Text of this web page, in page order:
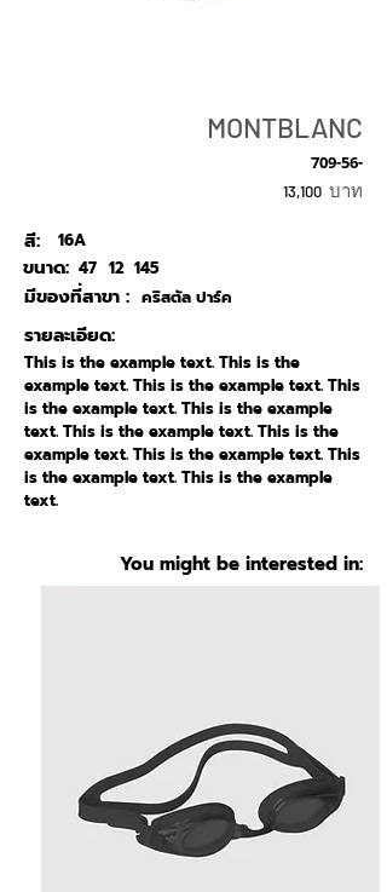
MONTBLANC
709-56-
13,100 บาท
สี:
16A
47
ขนาด: 12 145
คริสตัล ปาร์ค
มีของที่สาขา :
รายละเอียด:
This is the example text. This is the
example text. This is the example text. This
is the example text. This is the example
text. This is the example text. This is the
example text. This is the example text. This
is the example text. This is the example
text.
You might be interested in: